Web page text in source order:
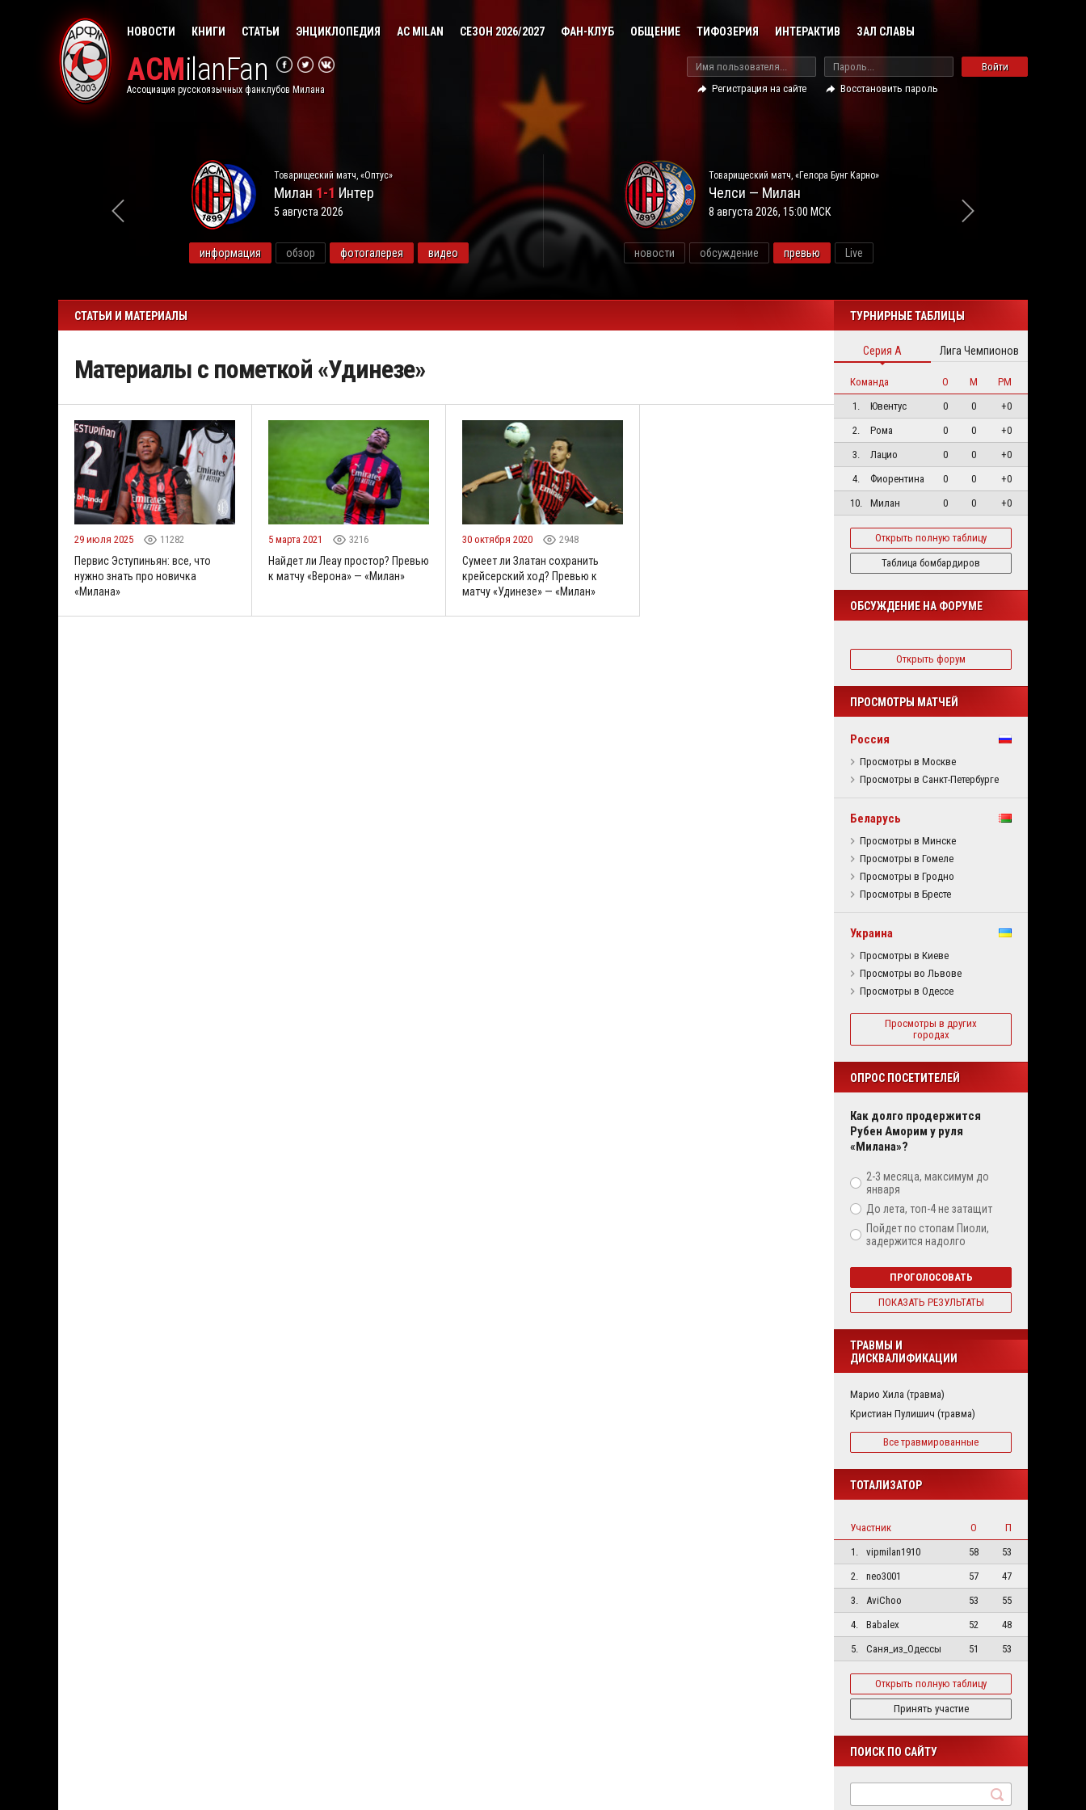
НОВОСТИ КНИГИ СТАТЬИ ЭНЦИКЛОПЕДИЯ AC MILAN СЕЗОН 2026/2027 ФАН-КЛУБ ОБЩЕНИЕ ТИФОЗЕРИЯ ИНТЕРАКТИВ ЗАЛ СЛАВЫ
ACMilanFan
Ассоциация русскоязычных фанклубов Милана
Войти
Регистрация на сайте
Восстановить пароль
Товарищеский матч, «Оптус»
Милан 1-1 Интер
5 августа 2026
информация обзор фотогалерея видео
Товарищеский матч, «Гелора Бунг Карно»
Челси — Милан
8 августа 2026, 15:00 МСК
новости обсуждение превью Live
СТАТЬИ И МАТЕРИАЛЫ
Материалы с пометкой «Удинезе»
29 июля 2025 11282
Первис Эступиньян: все, что
нужно знать про новичка
«Милана»
5 марта 2021 3216
Найдет ли Леау простор? Превью
к матчу «Верона» — «Милан»
30 октября 2020 2948
Сумеет ли Златан сохранить
крейсерский ход? Превью к
матчу «Удинезе» — «Милан»
ТУРНИРНЫЕ ТАБЛИЦЫ
Серия А Лига Чемпионов
Команда О М
РМ
1.
Ювентус 0 0
+0
2.
Рома 0 0
+0
3.
Лацио 0 0
+0
4.
Фиорентина 0 0
+0
10.
Милан 0 0 +0
Открыть полную таблицу
Таблица бомбардиров
ОБСУЖДЕНИЕ НА ФОРУМЕ
Открыть форум
ПРОСМОТРЫ МАТЧЕЙ
Россия
Просмотры в Москве
Просмотры в Санкт-Петербурге
Беларусь
Просмотры в Минске
Просмотры в Гомеле
Просмотры в Гродно
Просмотры в Бресте
Украина
Просмотры в Киеве
Просмотры во Львове
Просмотры в Одессе
Просмотры в других
городах
ОПРОС ПОСЕТИТЕЛЕЙ
Как долго продержится
Рубен Аморим у руля
«Милана»?
2-3 месяца, максимум до
января
До лета, топ-4 не затащит
Пойдет по стопам Пиоли,
задержится надолго
ПРОГОЛОСОВАТЬ
ПОКАЗАТЬ РЕЗУЛЬТАТЫ
ТРАВМЫ И
ДИСКВАЛИФИКАЦИИ
Марио Хила (травма)
Кристиан Пулишич (травма)
Все травмированные
ТОТАЛИЗАТОР
Участник О
П
1.
vipmilan1910 58
53
2.
neo3001 57
47
3.
AviChoo 53
55
4.
Babalex 52
48
5.
Саня_из_Одессы 51 53
Открыть полную таблицу
Принять участие
ПОИСК ПО САЙТУ